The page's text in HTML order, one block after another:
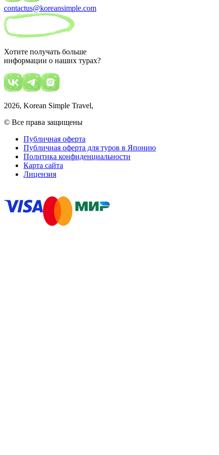
contactus@koreansimple.com
Хотите получать больше
информации о наших турах?
2026, Korean Simple Travel,
© Все права защищены
Публичная оферта
Публичная оферта для туров в Японию
Политика конфиденциальности
Карта сайта
Лицензия